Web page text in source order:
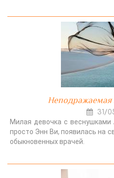
Неподражаемая
31/
Милая девочка с
просто Энн Ви, появилась на
обыкновенных врачей.